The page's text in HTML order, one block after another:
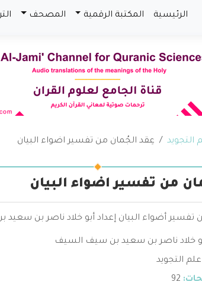
الرئيسية المكتبة الرقمية المصحف
التجويد عِقد الجُمان من تفسير اضواء البيان
من تفسير اضواء البيان
تفسير أضواء البيان إعداد أبو خلاد ناصر بن
خلاد ناصر بن سعيد بن سيف السيف
علم التجويد
92